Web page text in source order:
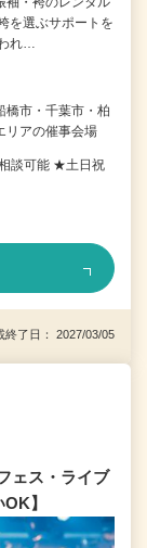
を選ぶサポートを
れ…
橋市・千葉市・柏
リアの催事会場
談可能 ★土日祝
了日： 2027/03/05
ェス・ライブ
】